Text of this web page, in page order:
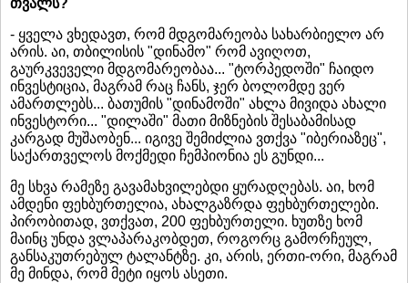
თვალს?
- ყველა ვხედავთ, რომ მდგომარეობა სახარბიელო არ
არის. აი, თბილისის "დინამო" რომ ავიღოთ,
გაურკვეველი მდგომარეობაა... "ტორპედოში" ჩაიდო
ინვესტიცია, მაგრამ რაც ჩანს, ჯერ ბოლომდე ვერ
ამართლებს... ბათუმის "დინამოში" ახლა მივიდა ახალი
ინვესტორი... "დილაში" მათი მიზნების შესაბამისად
კარგად მუშაობენ... იგივე შემიძლია ვთქვა "იბერიაზეც",
საქართველოს მოქმედი ჩემპიონია ეს გუნდი...
მე სხვა რამეზე გავამახვილებდი ყურადღებას. აი, ხომ
ამდენი ფეხბურთელია, ახალგაზრდა ფეხბურთელები.
პირობითად, ვთქვათ, 200 ფეხბურთელი. ხუთზე ხომ
მაინც უნდა ვლაპარაკობდეთ, როგორც გამორჩეულ,
განსაკუთრებულ ტალანტზე. კი, არის, ერთი-ორი, მაგრამ
მე მინდა, რომ მეტი იყოს ასეთი.